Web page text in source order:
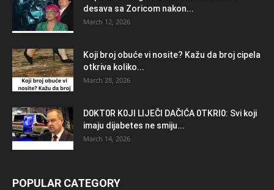
desava sa Zoricom nakon...
March 12, 2026
Koji broj obuće vi nosite? Kažu da broj cipela
otkriva koliko...
March 28, 2026
D0KT0R K0Jl LlJEČl DAČlĆA 0TKRl0: Svi koji
imaju dijabetes ne smiju...
March 14, 2026
POPULAR CATEGORY